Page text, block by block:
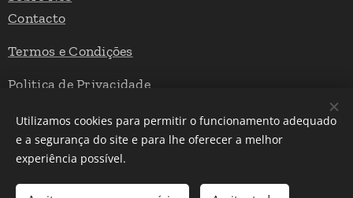
Contacto
Termos e Condições
Politica de Privacidade
Livro de Reclamações
Desenvolvido porWebnode Cookies
Utilizamos cookies para permitir o funcionamento adequado
e a segurança do site e para lhe oferecer a melhor
experiência possível.